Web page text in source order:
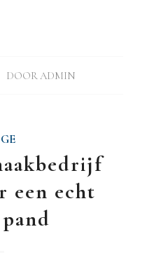
DOORADMIN
een echt